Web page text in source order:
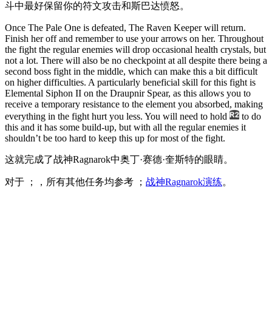
斗中最好保留你的符文攻击和斯巴达愤怒。
Once The Pale One is defeated, The Raven Keeper will return.
Finish her off and remember to use your arrows on her. Throughout
the fight the regular enemies will drop occasional health crystals, but
not a lot. There will also be no checkpoint at all despite there being a
second boss fight in the middle, which can make this a bit difficult
on higher difficulties. A particularly beneficial skill for this fight is
Elemental Siphon II on the Draupnir Spear, as this allows you to
receive a temporary resistance to the element you absorbed, making
everything in the fight hurt you less. You will need to hold
to do
this and it has some build-up, but with all the regular enemies it
shouldn’t be too hard to keep this up for most of the fight.
这就完成了战神Ragnarok中奥丁·赛德·奎斯特的眼睛。
对于 ；，所有其他任务均参考 ； 战神Ragnarok演练。